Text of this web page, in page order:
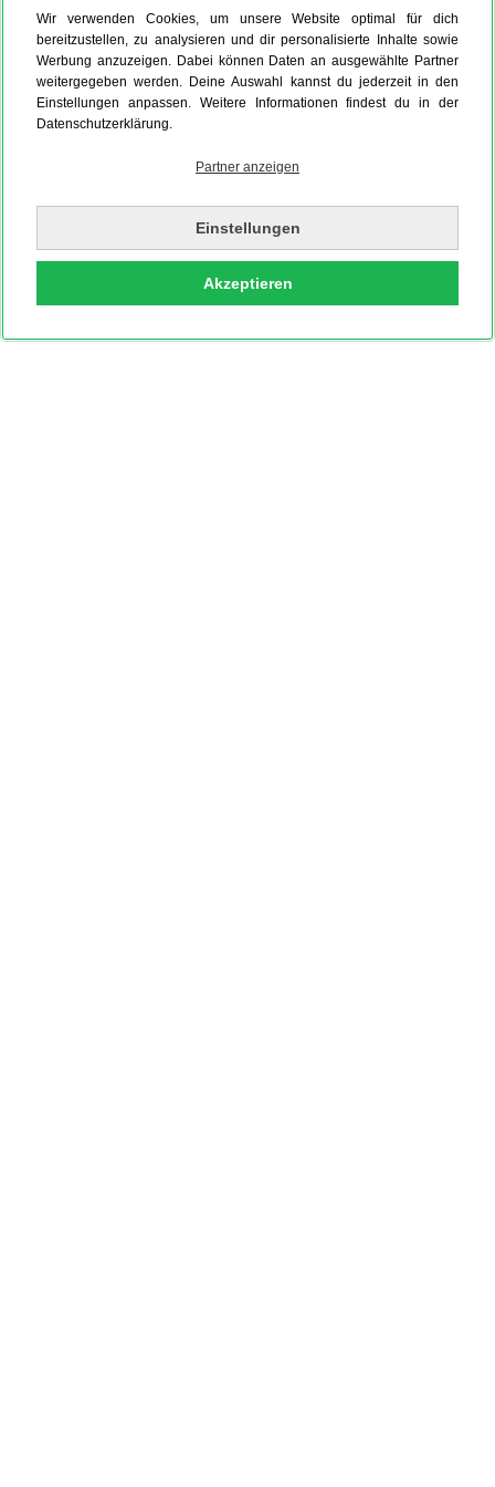
Wir verwenden Cookies, um unsere Website optimal für dich
bereitzustellen, zu analysieren und dir personalisierte Inhalte sowie
Werbung anzuzeigen. Dabei können Daten an ausgewählte Partner
weitergegeben werden. Deine Auswahl kannst du jederzeit in den
Einstellungen anpassen. Weitere Informationen findest du in der
Datenschutzerklärung.
Partner anzeigen
Einstellungen
Akzeptieren